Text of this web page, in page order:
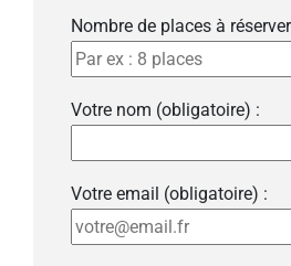
Nombre de places à réserver
Votre nom (obligatoire) :
Votre email (obligatoire) :